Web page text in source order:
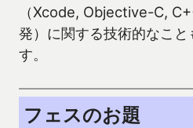
（Xcode, Objective-C,
発）に関する技術的なこと
す。
フェスのお題